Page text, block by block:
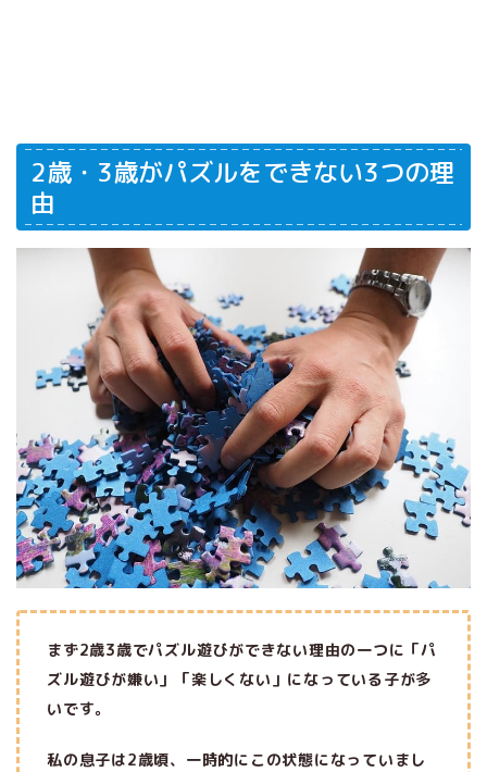
2歳・3歳がパズルをできない3つの理
由
まず2歳3歳でパズル遊びができない理由の一つに「パ
ズル遊びが嫌い」「楽しくない」になっている子が多
いです。
私の息子は2歳頃、一時的にこの状態になっていまし